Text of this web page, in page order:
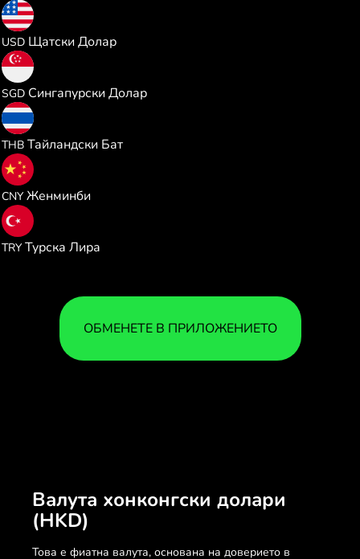
USD Щатски Долар
SGD Сингапурски Долар
THB Тайландски Бат
CNY Женминби
TRY Турска Лира
ОБМЕНЕТЕ В ПРИЛОЖЕНИЕТО
Валута хонконгски долари
(HKD)
Това е фиатна валута, основана на доверието в